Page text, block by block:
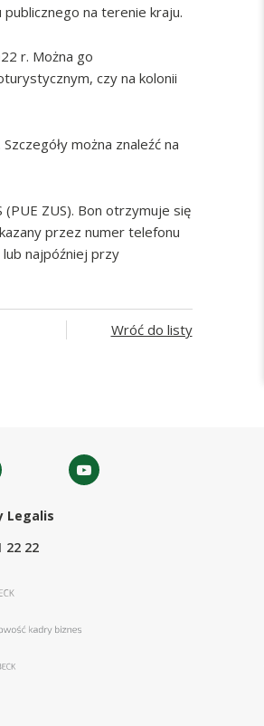
na terenie kraju.
r. Można go
czy na kolonii
można znaleźć na
ZUS). Bon otrzymuje się
przez numer telefonu
najpóźniej przy
Wróć do listy
Legalis
22 22